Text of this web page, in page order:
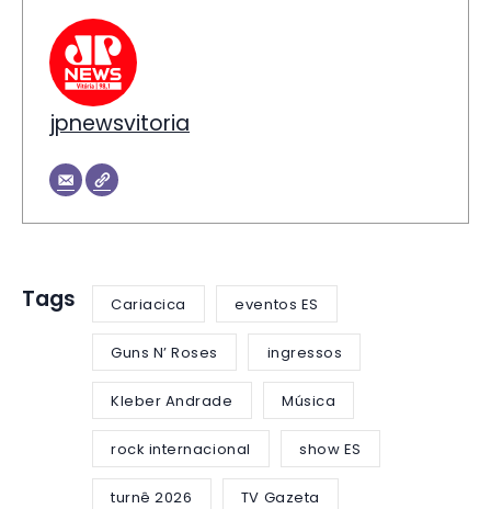
jpnewsvitoria
Tags Cariacica eventos ES
Guns N’ Roses ingressos
Kleber Andrade Música
rock internacional show ES
turnê 2026 TV Gazeta